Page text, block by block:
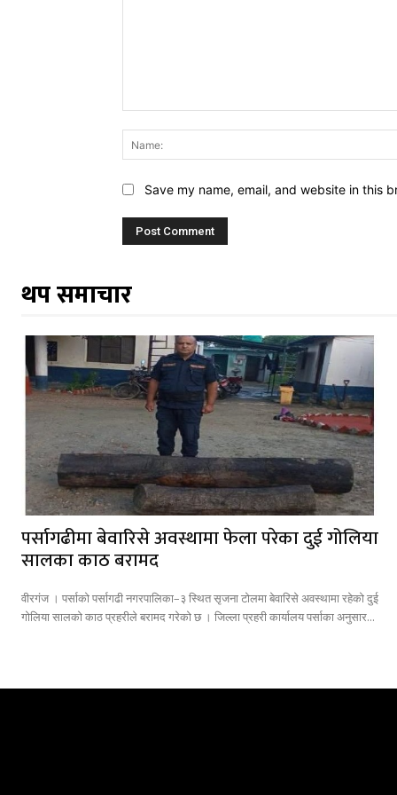
Save my name, email, and website in this
थप समाचार
पर्सागढीमा बेवारिसे अवस्थामा फेला परेका दुई गोलिया
सालका काठ बरामद
वीरगंज । पर्साको पर्सागढी नगरपालिका–३ स्थित सृजना टोलमा बेवारिसे अवस्थामा रहेको दुई
गोलिया सालको काठ प्रहरीले बरामद गरेको छ । जिल्ला प्रहरी कार्यालय पर्साका अनुसार...